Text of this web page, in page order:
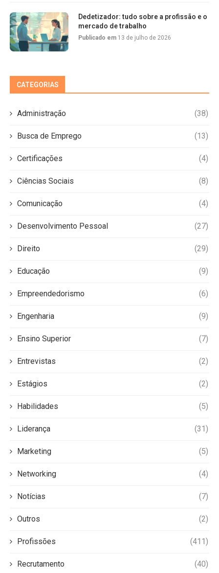
Dedetizador: tudo sobre a profissão e o
mercado de trabalho
Publicado em 13 de julho de 2026
CATEGORIAS
Administração (38)
Busca de Emprego (13)
Certificações (4)
Ciências Sociais (8)
Comunicação (4)
Desenvolvimento Pessoal (27)
Direito (29)
Educação (9)
Empreendedorismo (6)
Engenharia (9)
Ensino Superior (7)
Entrevistas (2)
Estágios (2)
Habilidades (5)
Liderança (31)
Marketing (5)
Networking (4)
Notícias (7)
Outros (2)
Profissões (411)
Recrutamento (40)